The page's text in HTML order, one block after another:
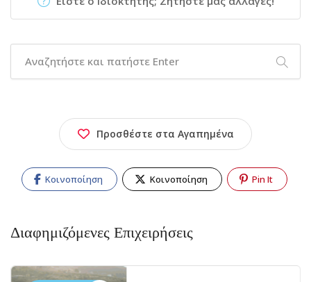
Προσθέστε στα Αγαπημένα
Κοινοποίηση Κοινοποίηση Pin It
Διαφημιζόμενες Επιχειρήσεις